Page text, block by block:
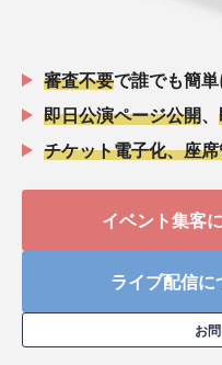
審査不要で誰でも簡
即日公演ページ公開
チケット電子化、座
イベント集客
ライブ配信に
お